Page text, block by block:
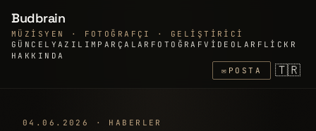
Budbrain
MÜZISYEN · FOTOĞRAFÇI · GELIŞTIRICI
GÜNCEL YAZILIM PARÇALAR FOTOĞRAFVIDEOLAR FLICKR
HAKKINDA
✉ POSTA 🇹🇷
04.06.2026 · HABERLER